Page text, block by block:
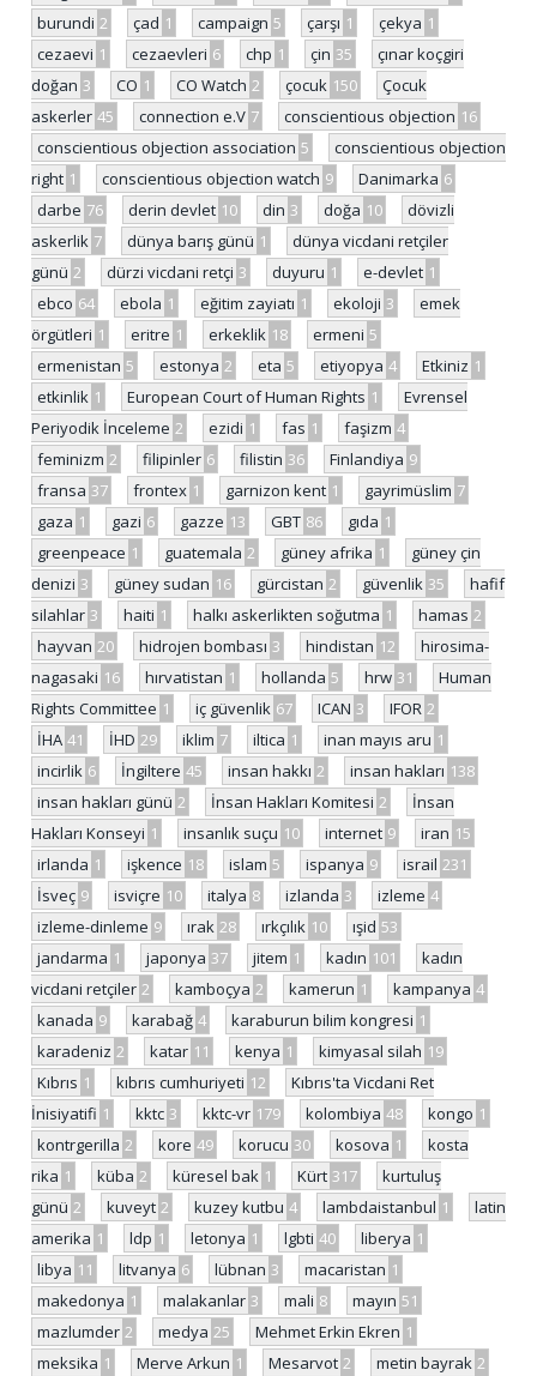
burundi 2 çad 1 campaign 5 çarşı 1 çekya 1
cezaevi 1 cezaevleri 6 chp 1 çin 35
çınar koçgiri
doğan 3 CO 1 CO Watch 2 çocuk 150
Çocuk
askerler 45 connection e.V 7 conscientious objection 16
conscientious objection association 5
conscientious objection
right 1 conscientious objection watch 9 Danimarka 6
darbe 76 derin devlet 10 din 3 doğa 10
dövizli
askerlik 7 dünya barış günü 1
dünya vicdani retçiler
günü 2 dürzi vicdani retçi 3 duyuru 1 e-devlet 1
ebco 64 ebola 1 eğitim zayiatı 1 ekoloji 3
emek
örgütleri 1 eritre 1 erkeklik 18 ermeni 5
ermenistan 5 estonya 2 eta 5 etiyopya 4 Etkiniz 1
etkinlik 1 European Court of Human Rights 1
Evrensel
Periyodik İnceleme 2 ezidi 1 fas 1 faşizm 4
feminizm 2 filipinler 6 filistin 36 Finlandiya 9
fransa 37 frontex 1 garnizon kent 1 gayrimüslim 7
gaza 1 gazi 6 gazze 13 GBT 86 gıda 1
greenpeace 1 guatemala 2 güney afrika 1
güney çin
denizi 3 güney sudan 16 gürcistan 2 güvenlik 35
hafif
silahlar 3 haiti 1 halkı askerlikten soğutma 1 hamas 2
hayvan 20 hidrojen bombası 3 hindistan 12
hirosima-
nagasaki 16 hırvatistan 1 hollanda 5 hrw 31
Human
Rights Committee 1 iç güvenlik 67 ICAN 3 IFOR 2
İHA 41 İHD 29 iklim 7 iltica 1 inan mayıs aru 1
incirlik 6 İngiltere 45 insan hakkı 2 insan hakları 138
insan hakları günü 2 İnsan Hakları Komitesi 2
İnsan
Hakları Konseyi 1 insanlık suçu 10 internet 9 iran 15
irlanda 1 işkence 18 islam 5 ispanya 9 israil 231
İsveç 9 isviçre 10 italya 8 izlanda 3 izleme 4
izleme-dinleme 9 ırak 28 ırkçılık 10 ışid 53
jandarma 1 japonya 37 jitem 1 kadın 101
kadın
vicdani retçiler 2 kamboçya 2 kamerun 1 kampanya 4
kanada 9 karabağ 4 karaburun bilim kongresi 1
karadeniz 2 katar 11 kenya 1 kimyasal silah 19
Kıbrıs 1 kıbrıs cumhuriyeti 12
Kıbrıs'ta Vicdani Ret
İnisiyatifi 1 kktc 3 kktc-vr 179 kolombiya 48 kongo 1
kontrgerilla 2 kore 49 korucu 30 kosova 1
kosta
rika 1 küba 2 küresel bak 1 Kürt 317
kurtuluş
günü 2 kuveyt 2 kuzey kutbu 4 lambdaistanbul 1
latin
amerika 1 ldp 1 letonya 1 lgbti 40 liberya 1
libya 11 litvanya 6 lübnan 3 macaristan 1
makedonya 1 malakanlar 3 mali 8 mayın 51
mazlumder 2 medya 25 Mehmet Erkin Ekren 1
meksika 1 Merve Arkun 1 Mesarvot 2 metin bayrak 2